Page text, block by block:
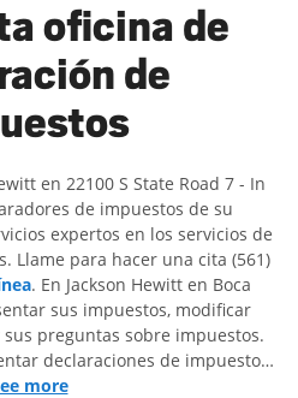
oficina de
de
en 22100 S State Road 7 - In
de impuestos de su
expertos en los servicios de
Llame para hacer una cita (561)
. En Jackson Hewitt en Boca
sus impuestos, modificar
preguntas sobre impuestos.
declaraciones de impuestos
complejas, como los impuestos
more